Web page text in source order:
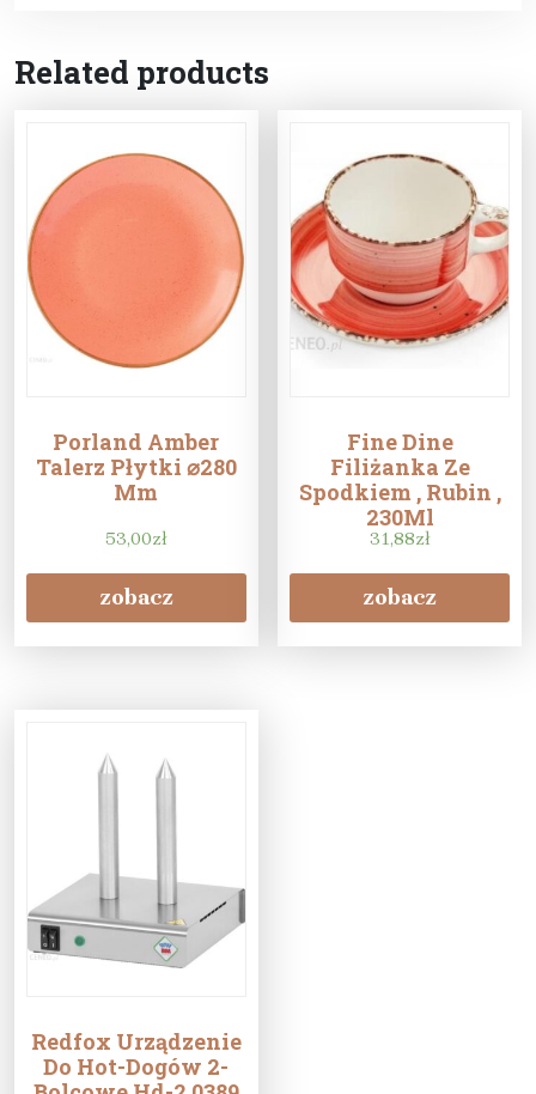
Related products
Porland Amber
Talerz Płytki ⌀280
Mm
53,00zł
zobacz
Fine Dine
Filiżanka Ze
Spodkiem , Rubin ,
230Ml
31,88zł
zobacz
Redfox Urządzenie
Do Hot-Dogów 2-